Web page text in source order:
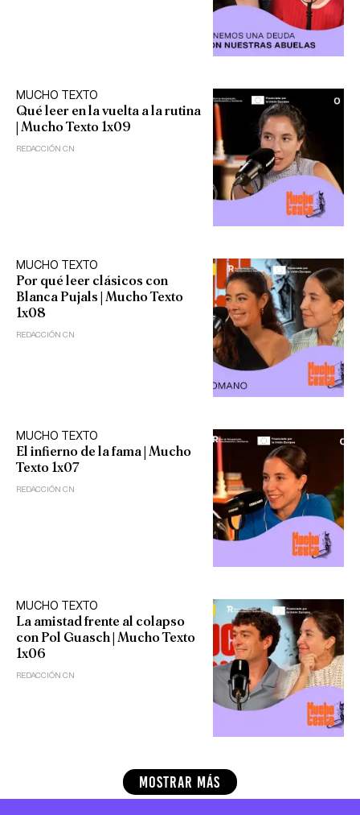
MUCHO TEXTO
Qué leer en la vuelta a la rutina
| Mucho Texto 1x09
REDACCIÓN CN
MUCHO TEXTO
Por qué leer clásicos con
Blanca Pujals | Mucho Texto
1x08
REDACCIÓN CN
MUCHO TEXTO
El infierno de la fama | Mucho
Texto 1x07
REDACCIÓN CN
MUCHO TEXTO
La amistad frente al colapso
con Pol Guasch | Mucho Texto
1x06
REDACCIÓN CN
MOSTRAR MÁS